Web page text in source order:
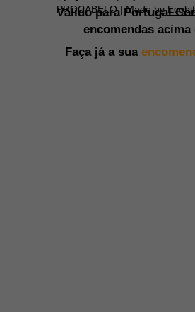
PROCABELO | Made by
Válido para Portugal
encomendas acima
Faça já a sua